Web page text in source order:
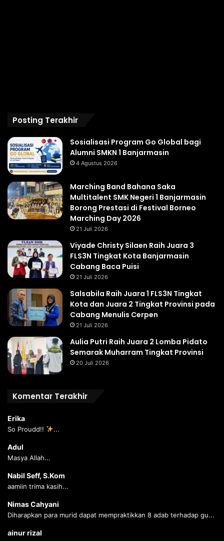
Posting Terakhir
Sosialisasi Program Go Global bagi
Alumni SMKN 1 Banjarmasin
4 Agustus 2026
Marching Band Bahana Saka
Multitalent SMK Negeri 1 Banjarmasin
Borong Prestasi di Festival Borneo
Marching Day 2026
21 Juli 2026
Viyade Christy Silaen Raih Juara 3
FLS3N Tingkat Kota Banjarmasin
Cabang Baca Puisi
21 Juli 2026
Salsabila Raih Juara 1 FLS3N Tingkat
Kota dan Juara 2 Tingkat Provinsi pada
Cabang Menulis Cerpen
21 Juli 2026
Aulia Putri Raih Juara 2 Lomba Pidato
Semarak Muharram Tingkat Provinsi
20 Juli 2026
Komentar Terakhir
Erika
So Proudd!! ...
Adul
Masya Allah...
Nabil Seff, S.Kom
aamiin trima kasih...
Nimas Cahyani
Diharapkan para murid dapat mempraktikkan 8 adab terhadap gu...
ainur rizal